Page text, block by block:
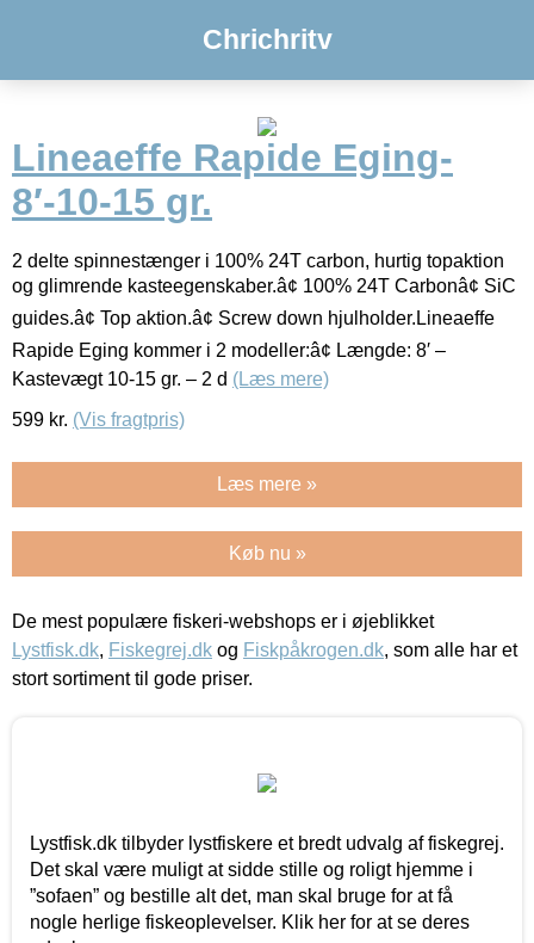
Chrichritv
Lineaeffe Rapide Eging-
8′-10-15 gr.
2 delte spinnestænger i 100% 24T carbon, hurtig topaktion
og glimrende kasteegenskaber.â¢ 100% 24T Carbonâ¢ SiC
guides.â¢ Top aktion.â¢ Screw down hjulholder.Lineaeffe
Rapide Eging kommer i 2 modeller:â¢ Længde: 8′ –
Kastevægt 10-15 gr. – 2 d (Læs mere)
599 kr. (Vis fragtpris)
Læs mere »
Køb nu »
De mest populære fiskeri-webshops er i øjeblikket
Lystfisk.dk, Fiskegrej.dk og Fiskpåkrogen.dk, som alle har et
stort sortiment til gode priser.
Lystfisk.dk tilbyder lystfiskere et bredt udvalg af fiskegrej.
Det skal være muligt at sidde stille og roligt hjemme i
”sofaen” og bestille alt det, man skal bruge for at få
nogle herlige fiskeoplevelser. Klik her for at se deres